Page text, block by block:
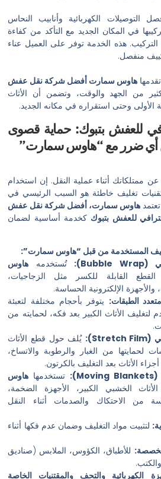
وأنابيب النحاس
الجديد مع التأكد من كفاءة
توفر على العميل عناء
أفضل شركة نقل عفش
والوقت، وتضمن أن الأثاث
في مكانه الجديد.
بتبوك: حماية قصوى
مع “هاوس سمارت”
عملية النقل. إن استخدام
خاطئة هو السبب الرئيسي في
أفضل شركة نقل عفش
كخدمة أساسية لضمان
تُستخدمههاوس
للكسر مثل الزجاجيات،
الحساسة.
يتوفر بأحجام مختلفة لتعبئة
الكبير بعد فكه، لحمايته من
يُلف حول قطع الأثاث
الغبار والرطوبة والاتساخ،
التغليف بالكرتون.
تستخدمهاهاوس
الكبير، الأجهزة الضخمة،
والصدمات أثناء النقل
وضمان عدم فكها أثناء
الكؤوس، الملابس (صناديق
والتحف والمقتنيات الخاصة